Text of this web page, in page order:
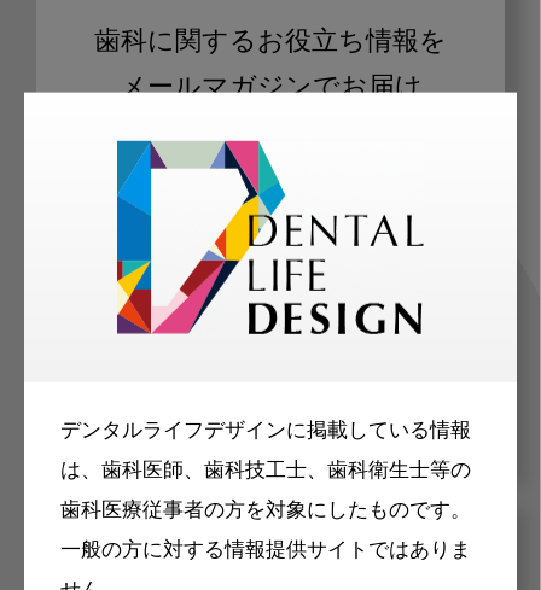
デンタルライフデザインに掲載している情報
は、歯科医師、歯科技工士、歯科衛生士等の
歯科医療従事者の方を対象にしたものです。
一般の方に対する情報提供サイトではありま
歯科に関するお役立ち情報を
メールマガジンでお届け
ご登録いただいた職種（歯科医師、歯
科衛生士、歯科技工士）に合わせた内
容のメールマガジンをお届けします。
メリット